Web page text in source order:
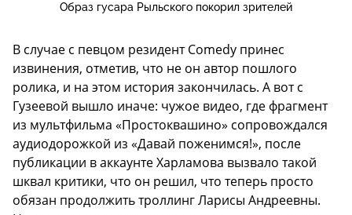
Образ гусара Рыльского покорил зрителей
В случае с певцом резидент Comedy принес
извинения, отметив, что не он автор пошлого
ролика, и на этом история закончилась. А вот с
Гузеевой вышло иначе: чужое видео, где фрагмент
из мультфильма «Простоквашино» сопровождался
аудиодорожкой из «Давай поженимся!», после
публикации в аккаунте Харламова вызвало такой
шквал критики, что он решил, что теперь просто
обязан продолжить троллинг Ларисы Андреевны.